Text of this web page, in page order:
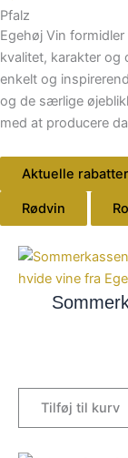
Pfalz
Egehøj Vin
kvalitet, karakter og
enkelt og
og de særlige
med at producere
Aktuelle rabatter
Rødvin
Tilføj til kurv